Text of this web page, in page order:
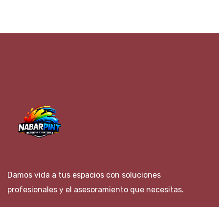
Damos vida a tus espacios con soluciones
profesionales y el asesoramiento que necesitas.